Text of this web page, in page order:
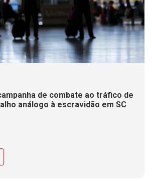
de combate ao tráfico de
análogo à escravidão em SC